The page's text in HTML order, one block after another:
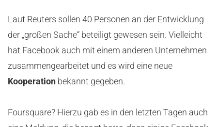
Laut Reuters sollen 40 Personen an der Entwicklung
der „großen Sache“ beteiligt gewesen sein. Vielleicht
hat Facebook auch mit einem anderen Unternehmen
zusammengearbeitet und es wird eine neue
Kooperation bekannt gegeben.
Foursquare? Hierzu gab es in den letzten Tagen auch